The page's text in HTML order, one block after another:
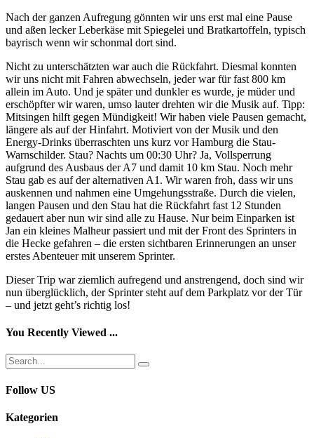
Nach der ganzen Aufregung gönnten wir uns erst mal eine Pause
und aßen lecker Leberkäse mit Spiegelei und Bratkartoffeln, typisch
bayrisch wenn wir schonmal dort sind.
Nicht zu unterschätzten war auch die Rückfahrt. Diesmal konnten
wir uns nicht mit Fahren abwechseln, jeder war für fast 800 km
allein im Auto. Und je später und dunkler es wurde, je müder und
erschöpfter wir waren, umso lauter drehten wir die Musik auf. Tipp:
Mitsingen hilft gegen Mündigkeit! Wir haben viele Pausen gemacht,
längere als auf der Hinfahrt. Motiviert von der Musik und den
Energy-Drinks überraschten uns kurz vor Hamburg die Stau-
Warnschilder. Stau? Nachts um 00:30 Uhr? Ja, Vollsperrung
aufgrund des Ausbaus der A7 und damit 10 km Stau. Noch mehr
Stau gab es auf der alternativen A1. Wir waren froh, dass wir uns
auskennen und nahmen eine Umgehungsstraße. Durch die vielen,
langen Pausen und den Stau hat die Rückfahrt fast 12 Stunden
gedauert aber nun wir sind alle zu Hause. Nur beim Einparken ist
Jan ein kleines Malheur passiert und mit der Front des Sprinters in
die Hecke gefahren – die ersten sichtbaren Erinnerungen an unser
erstes Abenteuer mit unserem Sprinter.
Dieser Trip war ziemlich aufregend und anstrengend, doch sind wir
nun überglücklich, der Sprinter steht auf dem Parkplatz vor der Tür
– und jetzt geht’s richtig los!
You Recently Viewed ...
Follow US
Kategorien